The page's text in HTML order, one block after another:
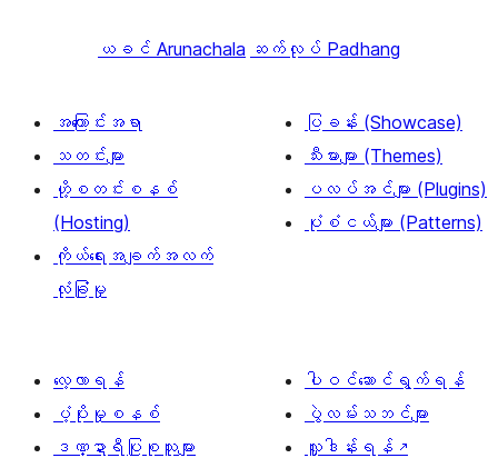
ယခင် Arunachala ဆက်လုပ် Padhang
အကြောင်းအရာ
သတင်းများ
ဟို့စတင်းစနစ်
(Hosting)
ကိုယ်ရေးအချက်အလက်
လုံခြုံမှု
ပြခန်း (Showcase)
သီးမားများ (Themes)
ပလပ်အင်များ (Plugins)
ပုံစံငယ်များ (Patterns)
လေ့လာရန်
ပံ့ပိုးမှုစနစ်
ဒဏ္ဍာရီပြုစုသူများ
ပါဝင်ဆောင်ရွက်ရန်
ပွဲလမ်းသဘင်များ
လှူဒါန်းရန် ↗